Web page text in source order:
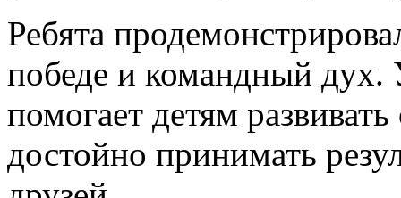
Ребята
победе и командный дух.
помогает детям
достойно принимать